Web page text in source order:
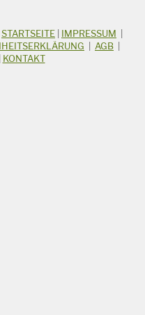
STARTSEITE IMPRESSUM
AGB
KONTAKT